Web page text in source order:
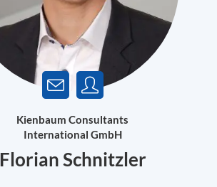
Kienbaum Consultants
International GmbH
Florian Schnitzler